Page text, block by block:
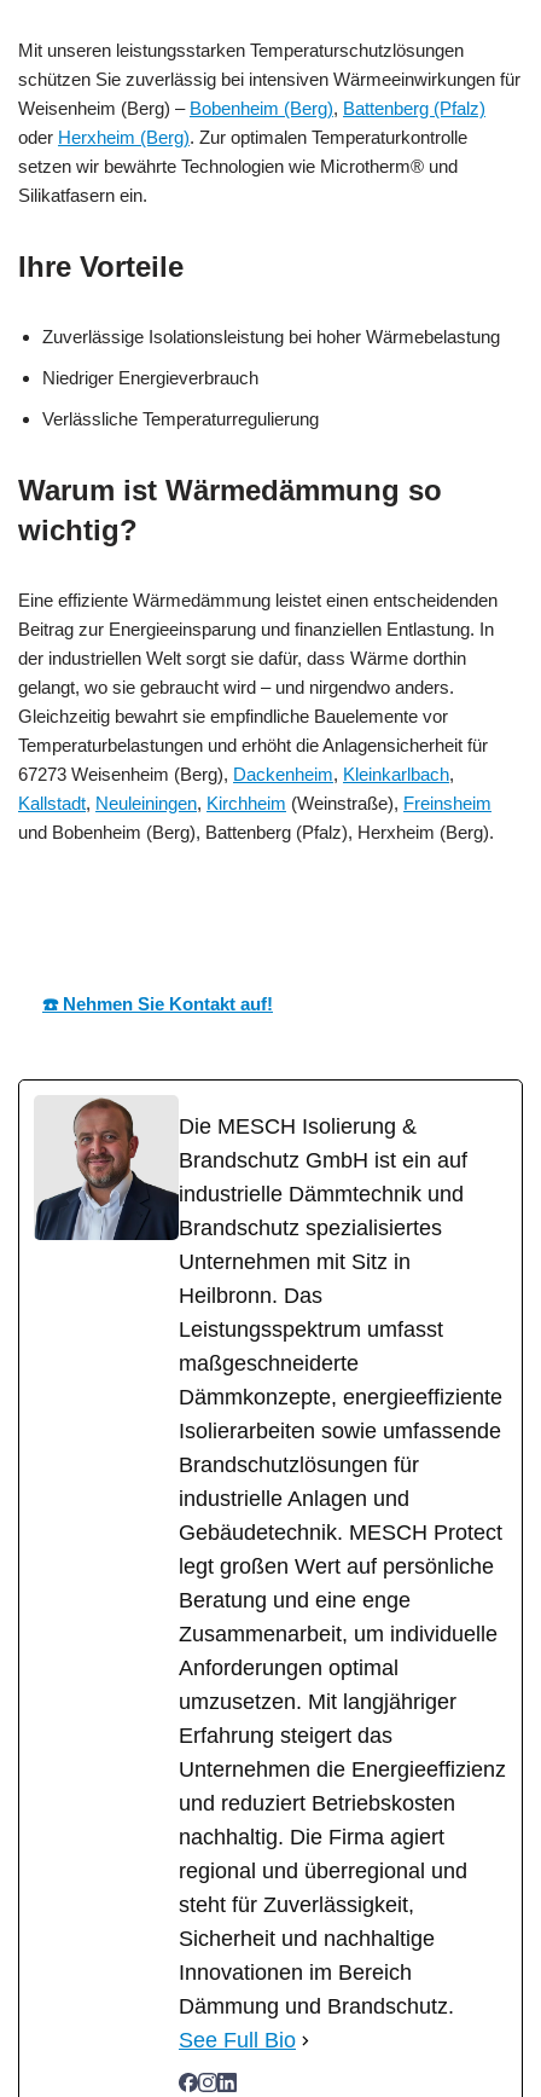
Mit unseren leistungsstarken Temperaturschutzlösungen
schützen Sie zuverlässig bei intensiven Wärmeeinwirkungen für
Weisenheim (Berg) – Bobenheim (Berg), Battenberg (Pfalz)
oder Herxheim (Berg). Zur optimalen Temperaturkontrolle
setzen wir bewährte Technologien wie Microtherm® und
Silikatfasern ein.
Ihre Vorteile
Zuverlässige Isolationsleistung bei hoher Wärmebelastung
Niedriger Energieverbrauch
Verlässliche Temperaturregulierung
Warum ist Wärmedämmung so
wichtig?
Eine effiziente Wärmedämmung leistet einen entscheidenden
Beitrag zur Energieeinsparung und finanziellen Entlastung. In
der industriellen Welt sorgt sie dafür, dass Wärme dorthin
gelangt, wo sie gebraucht wird – und nirgendwo anders.
Gleichzeitig bewahrt sie empfindliche Bauelemente vor
Temperaturbelastungen und erhöht die Anlagensicherheit für
67273 Weisenheim (Berg), Dackenheim, Kleinkarlbach,
Kallstadt, Neuleiningen, Kirchheim (Weinstraße), Freinsheim
und Bobenheim (Berg), Battenberg (Pfalz), Herxheim (Berg).
☎️ Nehmen Sie Kontakt auf!
Die MESCH Isolierung &
Brandschutz GmbH ist ein auf
industrielle Dämmtechnik und
Brandschutz spezialisiertes
Unternehmen mit Sitz in
Heilbronn. Das
Leistungsspektrum umfasst
maßgeschneiderte
Dämmkonzepte, energieeffiziente
Isolierarbeiten sowie umfassende
Brandschutzlösungen für
industrielle Anlagen und
Gebäudetechnik. MESCH Protect
legt großen Wert auf persönliche
Beratung und eine enge
Zusammenarbeit, um individuelle
Anforderungen optimal
umzusetzen. Mit langjähriger
Erfahrung steigert das
Unternehmen die Energieeffizienz
und reduziert Betriebskosten
nachhaltig. Die Firma agiert
regional und überregional und
steht für Zuverlässigkeit,
Sicherheit und nachhaltige
Innovationen im Bereich
Dämmung und Brandschutz.
See Full Bio